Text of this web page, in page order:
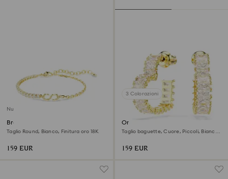
Nuovo
Braccialetto Matrix
Taglio Round, Bianco, Finitura oro 18K
159 EUR
3 Colorazioni
Orecchini a cerchio Matrix
Taglio baguette, Cuore, Piccoli, Bianchi,
159 EUR